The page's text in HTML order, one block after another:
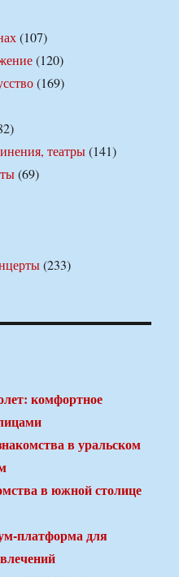
(107)
(120)
(169)
театры(141)
(69)
(233)
комфортное
в уральском
в южной столице
платформа для